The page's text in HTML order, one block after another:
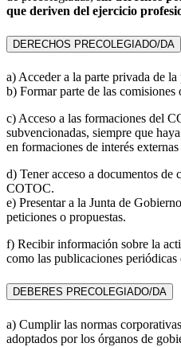
que deriven del ejercicio
DERECHOS PRECOLEGIADO/DA
a) Acceder a la parte privada de
b) Formar parte de las
c) Acceso a las formaciones del
subvencionadas, siempre que
en formaciones de interés
d) Tener acceso a documentos de
COTOC.
e) Presentar a la Junta de
peticiones o propuestas.
f) Recibir información sobre la
como las publicaciones
DEBERES PRECOLEGIADO/DA
a) Cumplir las normas
adoptados por los órganos de